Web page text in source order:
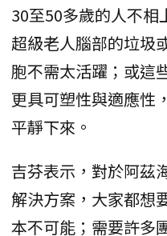
30至50多歲的人不相
超級老人腦部的垃圾
胞不需太活躍；或這
更具可塑性與適應性
平靜下來。
吉芬表示，對於阿茲
解決方案，大家都想
本不可能；需要許多